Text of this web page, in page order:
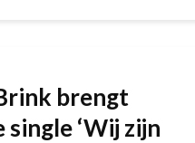
brengt
single ‘Wij zijn